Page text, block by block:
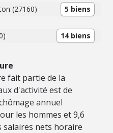
(27160) 5 biens
14 biens
fait partie de la
d'activité est de
annuel
les hommes et 9,6
salaires nets horaire